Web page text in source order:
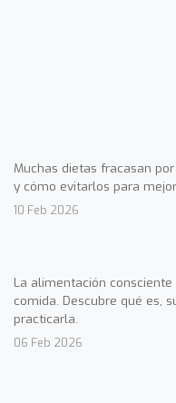
Muchas dietas fracasan
y cómo evitarlos para
10 Feb 2026
La alimentación
comida. Descubre qué es,
practicarla.
06 Feb 2026